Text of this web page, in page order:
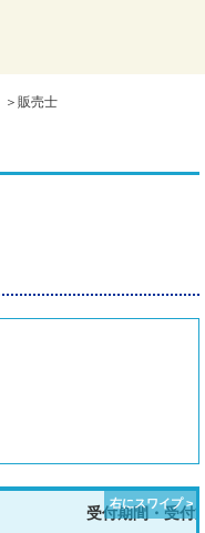
＞販売士
受付期間・受付